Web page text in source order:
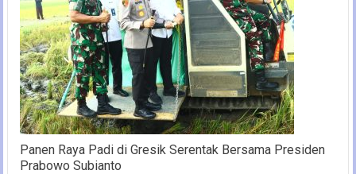
Panen Raya Padi di Gresik Serentak Bersama Presiden
Prabowo Subianto